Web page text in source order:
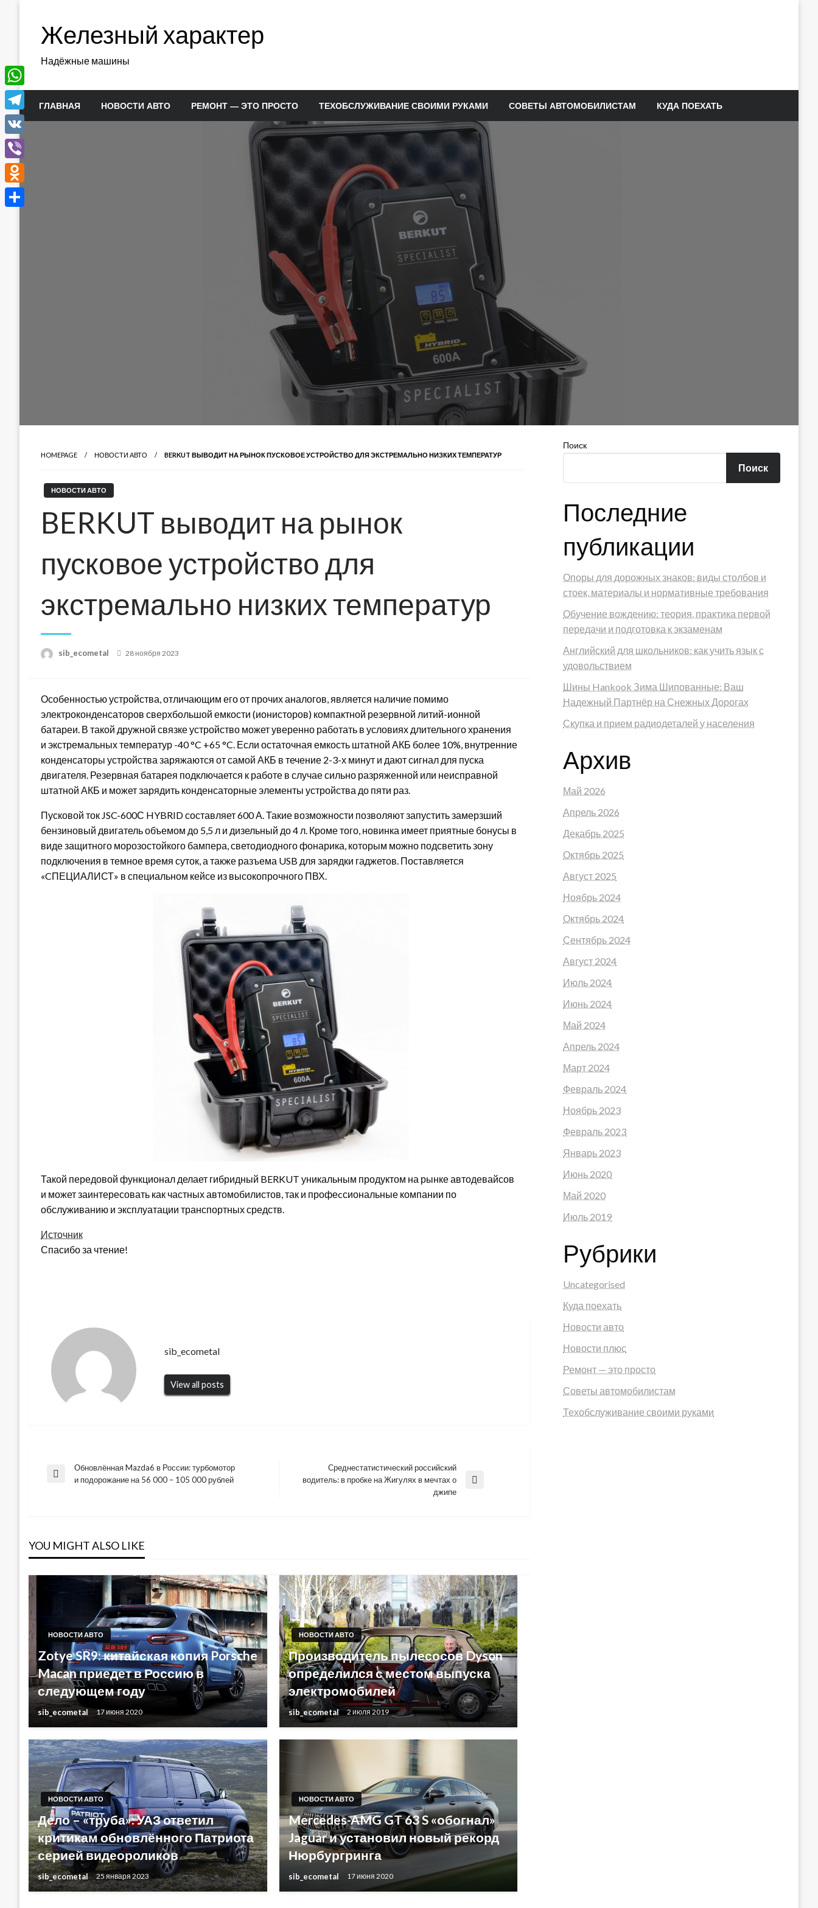
содержимомуЖелезный характер
Надёжные машины
ГЛАВНАЯ НОВОСТИ АВТО РЕМОНТ — ЭТО ПРОСТО ТЕХОБСЛУЖИВАНИЕ СВОИМИ РУКАМИ СОВЕТЫ АВТОМОБИЛИСТАМ КУДА ПОЕХАТЬ
HOMEPAGE НОВОСТИ АВТО BERKUT ВЫВОДИТ НА РЫНОК ПУСКОВОЕ УСТРОЙСТВО ДЛЯ ЭКСТРЕМАЛЬНО НИЗКИХ ТЕМПЕРАТУР
НОВОСТИ АВТО
BERKUT выводит на рынок
пусковое устройство для
экстремально низких температур
sib_ecometal
Posted
28 ноября 2023
Особенностью устройства, отличающим его от прочих аналогов, является наличие помимо
электроконденсаторов сверхбольшой емкости (ионисторов) компактной резервной литий-ионной
батареи. В такой дружной связке устройство может уверенно работать в условиях длительного хранения
и экстремальных температур -40 °C +65 °C. Если остаточная емкость штатной АКБ более 10%, внутренние
конденсаторы устройства заряжаются от самой АКБ в течение 2-3-х минут и дают сигнал для пуска
двигателя. Резервная батарея подключается к работе в случае сильно разряженной или неисправной
штатной АКБ и может зарядить конденсаторные элементы устройства до пяти раз.
Пусковой ток JSC-600С HYBRID составляет 600 А. Такие возможности позволяют запустить замерзший
бензиновый двигатель объемом до 5,5 л и дизельный до 4 л. Кроме того, новинка имеет приятные бонусы в
виде защитного морозостойкого бампера, светодиодного фонарика, которым можно подсветить зону
подключения в темное время суток, а также разъема USB для зарядки гаджетов. Поставляется
«CПЕЦИАЛИСТ» в специальном кейсе из высокопрочного ПВХ.
Такой передовой функционал делает гибридный BERKUT уникальным продуктом на рынке автодевайсов
и может заинтересовать как частных автомобилистов, так и профеcсиональные компании по
обслуживанию и эксплуатации транспортных средств.
Источник
Спасибо за чтение!
sib_ecometal
View all posts
Навигация
записям
Previous
Обновлённая Mazda6 в России: турбомотор
и подорожание на 56 000 – 105 000 рублей
Next
Среднестатистический российский
водитель: в пробке на Жигулях в мечтах о
джипе
YOU MIGHT ALSO LIKE
НОВОСТИ АВТО
Zotye SR9: китайская копия Porsche
Macan приедет в Россию в
следующем году
sib_ecometal 17 июня 2020
НОВОСТИ АВТО
Производитель пылесосов Dyson
определился с местом выпуска
электромобилей
sib_ecometal 2 июля 2019
НОВОСТИ АВТО
Дело – «труба»: УАЗ ответил
критикам обновлённого Патриота
серией видеороликов
sib_ecometal 25 января 2023
НОВОСТИ АВТО
Mercedes-AMG GT 63 S «обогнал»
Jaguar и установил новый рекорд
Нюрбургринга
sib_ecometal 17 июня 2020
Поиск
Поиск
Последние
публикации
Опоры для дорожных знаков: виды столбов и
стоек, материалы и нормативные требования
Обучение вождению: теория, практика первой
передачи и подготовка к экзаменам
Английский для школьников: как учить язык с
удовольствием
Шины Hankook Зима Шипованные: Ваш
Надежный Партнёр на Снежных Дорогах
Скупка и прием радиодеталей у населения
Архив
Май 2026
Апрель 2026
Декабрь 2025
Октябрь 2025
Август 2025
Ноябрь 2024
Октябрь 2024
Сентябрь 2024
Август 2024
Июль 2024
Июнь 2024
Май 2024
Апрель 2024
Март 2024
Февраль 2024
Ноябрь 2023
Февраль 2023
Январь 2023
Июнь 2020
Май 2020
Июль 2019
Рубрики
Uncategorised
Куда поехать
Новости авто
Новости плюс
Ремонт — это просто
Советы автомобилистам
Техобслуживание своими руками
WhatsApp
Telegram
VK
Viber
Odnoklassniki